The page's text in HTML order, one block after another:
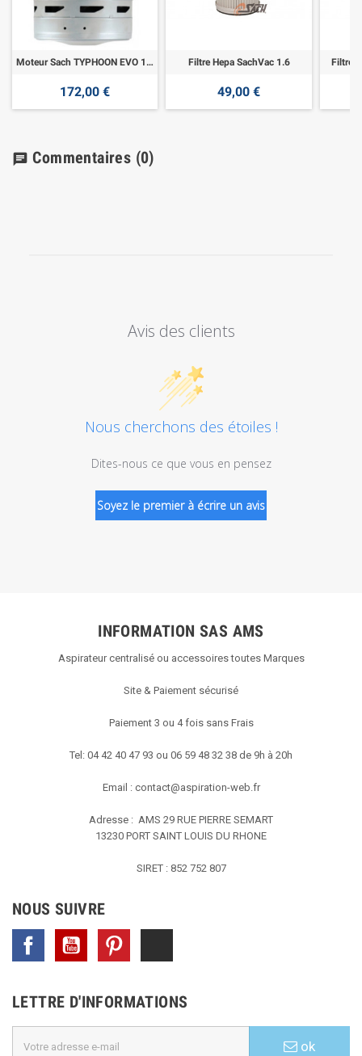
Moteur Sach TYPHOON EVO 160 LED et LCD
172,00 €
Filtre Hepa SachVac 1.6
49,00 €
Filtre
chat Commentaires (0)
Avis des clients
Nous cherchons des étoiles !
Dites-nous ce que vous en pensez
Soyez le premier à écrire un avis
INFORMATION SAS AMS
Aspirateur centralisé ou accessoires toutes Marques
Site & Paiement sécurisé
Paiement 3 ou 4 fois sans Frais
Tel: 04 42 40 47 93 ou 06 59 48 32 38 de 9h à 20h
Email : contact@aspiration-web.fr
Adresse : AMS 29 RUE PIERRE SEMART
13230 PORT SAINT LOUIS DU RHONE
SIRET : 852 752 807
NOUS SUIVRE
Facebook YouTube
LETTRE D'INFORMATIONS
ok